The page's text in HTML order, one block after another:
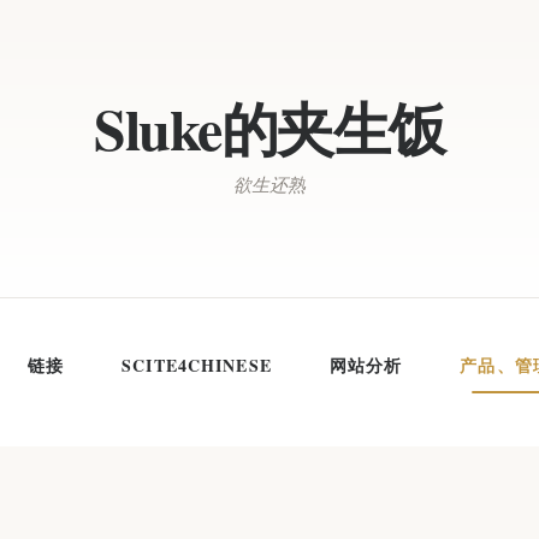
Sluke的夹生饭
欲生还熟
链接 SCITE4CHINESE 网站分析 产品、管